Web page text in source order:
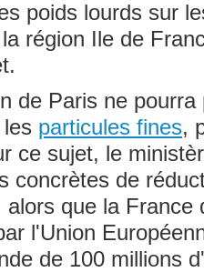
poids lourds sur
région Ile de
de Paris ne
particules fines,
ce sujet, le
concrètes de
alors que la France
l'Union
de 100 millions